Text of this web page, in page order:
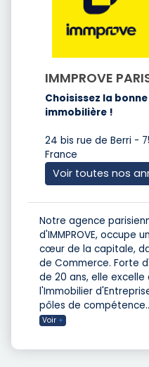
IMMPROVE
Choisissez la
immobilière !
24 bis rue de Berri -
France
Voir toutes nos
Notre agence
d'IMMPROVE, occupe
cœur de la capitale,
de Commerce. Forte
de 20 ans, elle
l'Immobilier
pôles de compétence.
Voir +